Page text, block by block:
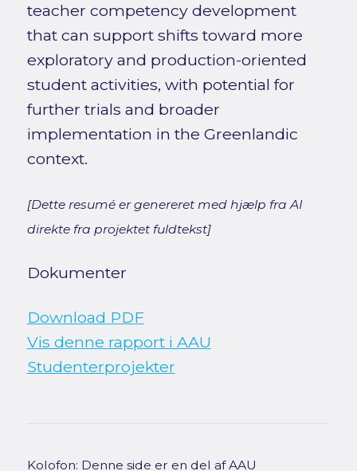
teacher competency development
that can support shifts toward more
exploratory and production-oriented
student activities, with potential for
further trials and broader
implementation in the Greenlandic
context.
[Dette resumé er genereret med hjælp fra AI
direkte fra projektet fuldtekst]
Dokumenter
Download PDF
Vis denne rapport i AAU
Studenterprojekter
Kolofon: Denne side er en del af AAU